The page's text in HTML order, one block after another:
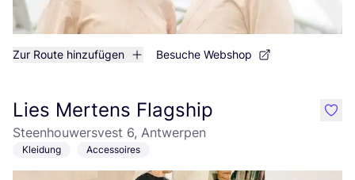
Zur Route hinzufügen Besuche Webshop
Lies Mertens Flagship
Steenhouwersvest 6, Antwerpen
Kleidung Accessoires
like